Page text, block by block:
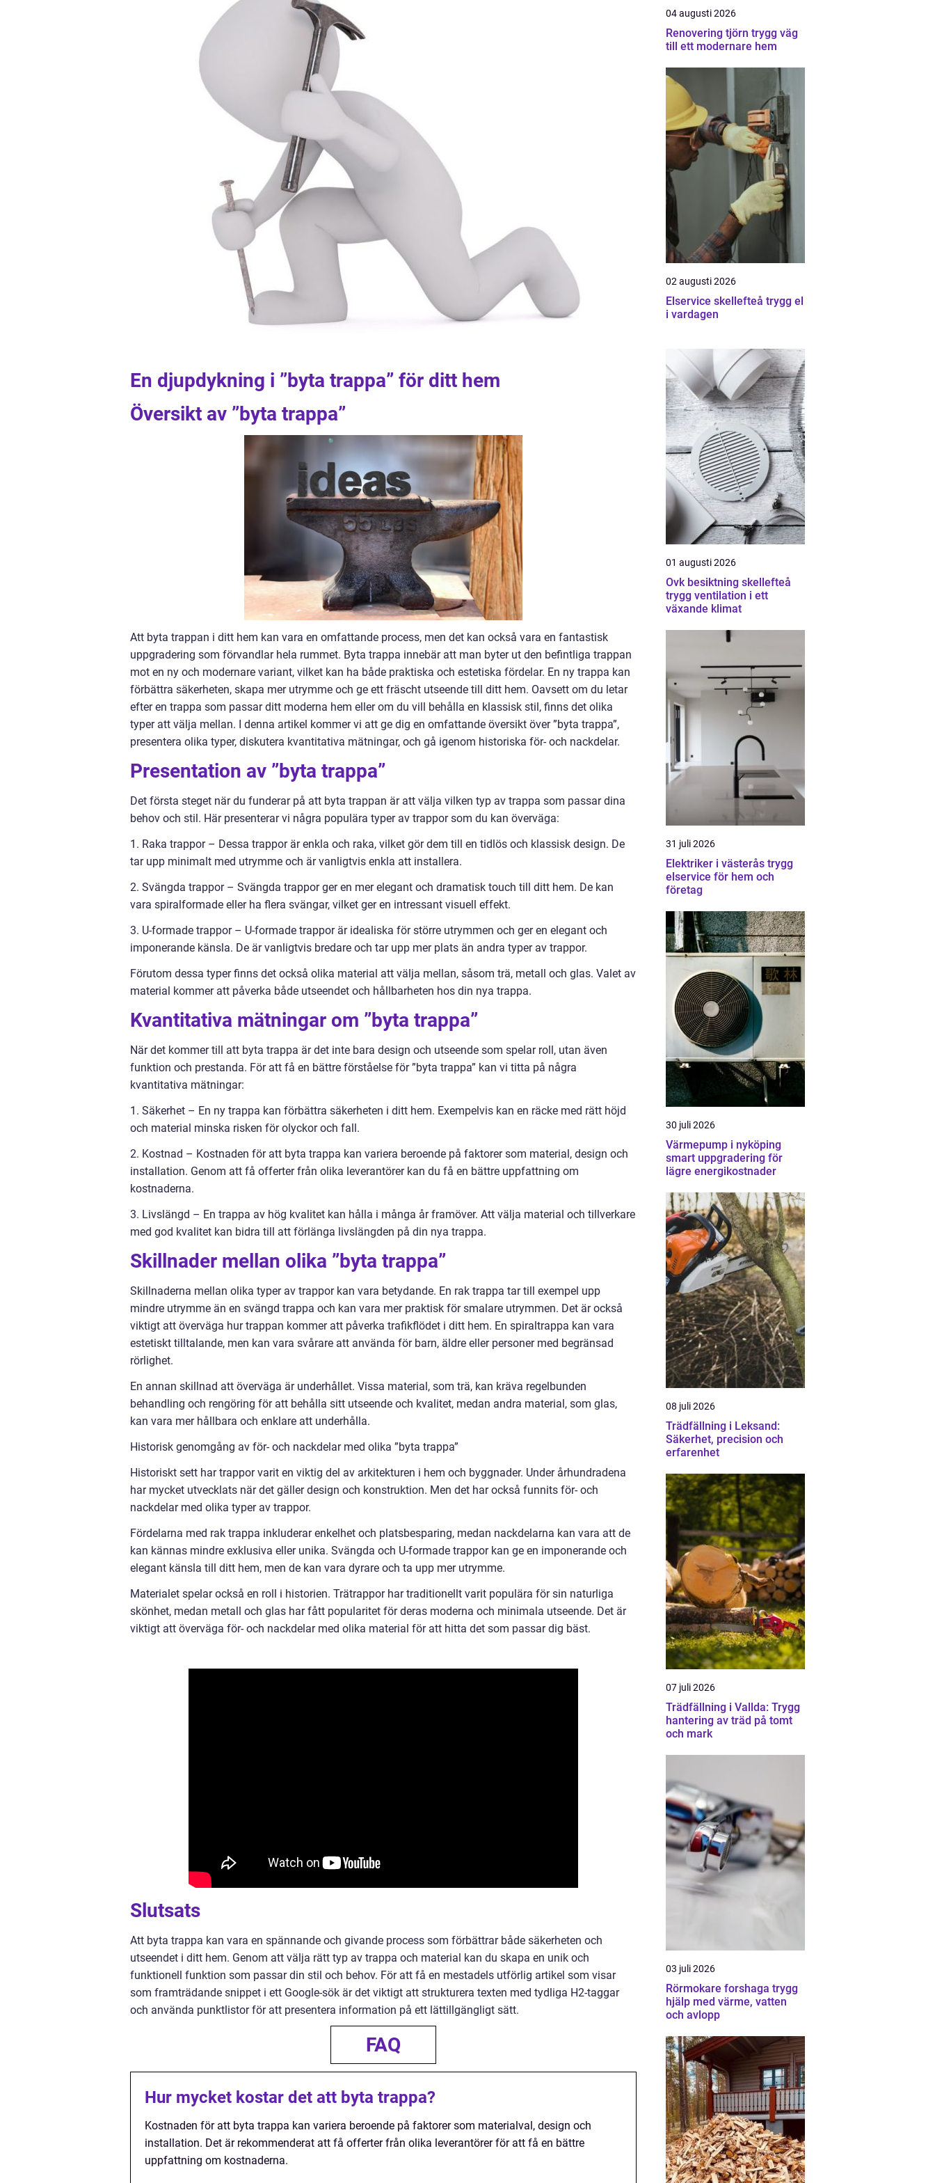
En djupdykning i ”byta trappa” för ditt hem
Översikt av ”byta trappa”
Att byta trappan i ditt hem kan vara en omfattande process, men det kan också vara en fantastisk
uppgradering som förvandlar hela rummet. Byta trappa innebär att man byter ut den befintliga trappan
mot en ny och modernare variant, vilket kan ha både praktiska och estetiska fördelar. En ny trappa kan
förbättra säkerheten, skapa mer utrymme och ge ett fräscht utseende till ditt hem. Oavsett om du letar
efter en trappa som passar ditt moderna hem eller om du vill behålla en klassisk stil, finns det olika
typer att välja mellan. I denna artikel kommer vi att ge dig en omfattande översikt över ”byta trappa”,
presentera olika typer, diskutera kvantitativa mätningar, och gå igenom historiska för- och nackdelar.
Presentation av ”byta trappa”
Det första steget när du funderar på att byta trappan är att välja vilken typ av trappa som passar dina
behov och stil. Här presenterar vi några populära typer av trappor som du kan överväga:
1. Raka trappor – Dessa trappor är enkla och raka, vilket gör dem till en tidlös och klassisk design. De
tar upp minimalt med utrymme och är vanligtvis enkla att installera.
2. Svängda trappor – Svängda trappor ger en mer elegant och dramatisk touch till ditt hem. De kan
vara spiralformade eller ha flera svängar, vilket ger en intressant visuell effekt.
3. U-formade trappor – U-formade trappor är idealiska för större utrymmen och ger en elegant och
imponerande känsla. De är vanligtvis bredare och tar upp mer plats än andra typer av trappor.
Förutom dessa typer finns det också olika material att välja mellan, såsom trä, metall och glas. Valet av
material kommer att påverka både utseendet och hållbarheten hos din nya trappa.
Kvantitativa mätningar om ”byta trappa”
När det kommer till att byta trappa är det inte bara design och utseende som spelar roll, utan även
funktion och prestanda. För att få en bättre förståelse för ”byta trappa” kan vi titta på några
kvantitativa mätningar:
1. Säkerhet – En ny trappa kan förbättra säkerheten i ditt hem. Exempelvis kan en räcke med rätt höjd
och material minska risken för olyckor och fall.
2. Kostnad – Kostnaden för att byta trappa kan variera beroende på faktorer som material, design och
installation. Genom att få offerter från olika leverantörer kan du få en bättre uppfattning om
kostnaderna.
3. Livslängd – En trappa av hög kvalitet kan hålla i många år framöver. Att välja material och tillverkare
med god kvalitet kan bidra till att förlänga livslängden på din nya trappa.
Skillnader mellan olika ”byta trappa”
Skillnaderna mellan olika typer av trappor kan vara betydande. En rak trappa tar till exempel upp
mindre utrymme än en svängd trappa och kan vara mer praktisk för smalare utrymmen. Det är också
viktigt att överväga hur trappan kommer att påverka trafikflödet i ditt hem. En spiraltrappa kan vara
estetiskt tilltalande, men kan vara svårare att använda för barn, äldre eller personer med begränsad
rörlighet.
En annan skillnad att överväga är underhållet. Vissa material, som trä, kan kräva regelbunden
behandling och rengöring för att behålla sitt utseende och kvalitet, medan andra material, som glas,
kan vara mer hållbara och enklare att underhålla.
Historisk genomgång av för- och nackdelar med olika ”byta trappa”
Historiskt sett har trappor varit en viktig del av arkitekturen i hem och byggnader. Under århundradena
har mycket utvecklats när det gäller design och konstruktion. Men det har också funnits för- och
nackdelar med olika typer av trappor.
Fördelarna med rak trappa inkluderar enkelhet och platsbesparing, medan nackdelarna kan vara att de
kan kännas mindre exklusiva eller unika. Svängda och U-formade trappor kan ge en imponerande och
elegant känsla till ditt hem, men de kan vara dyrare och ta upp mer utrymme.
Materialet spelar också en roll i historien. Trätrappor har traditionellt varit populära för sin naturliga
skönhet, medan metall och glas har fått popularitet för deras moderna och minimala utseende. Det är
viktigt att överväga för- och nackdelar med olika material för att hitta det som passar dig bäst.
Slutsats
Att byta trappa kan vara en spännande och givande process som förbättrar både säkerheten och
utseendet i ditt hem. Genom att välja rätt typ av trappa och material kan du skapa en unik och
funktionell funktion som passar din stil och behov. För att få en mestadels utförlig artikel som visar
som framträdande snippet i ett Google-sök är det viktigt att strukturera texten med tydliga H2-taggar
och använda punktlistor för att presentera information på ett lättillgängligt sätt.
FAQ
Hur mycket kostar det att byta trappa?
Kostnaden för att byta trappa kan variera beroende på faktorer som materialval, design och
installation. Det är rekommenderat att få offerter från olika leverantörer för att få en bättre
uppfattning om kostnaderna.
04 augusti 2026
Renovering tjörn trygg väg
till ett modernare hem
02 augusti 2026
Elservice skellefteå trygg el
i vardagen
01 augusti 2026
Ovk besiktning skellefteå
trygg ventilation i ett
växande klimat
31 juli 2026
Elektriker i västerås trygg
elservice för hem och
företag
30 juli 2026
Värmepump i nyköping
smart uppgradering för
lägre energikostnader
08 juli 2026
Trädfällning i Leksand:
Säkerhet, precision och
erfarenhet
07 juli 2026
Trädfällning i Vallda: Trygg
hantering av träd på tomt
och mark
03 juli 2026
Rörmokare forshaga trygg
hjälp med värme, vatten
och avlopp